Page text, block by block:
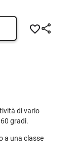
di vario
gradi.
a una classe